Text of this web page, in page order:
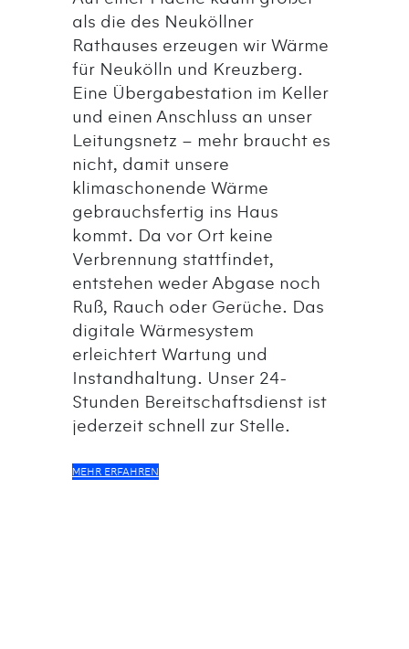
als die des Neuköllner
Rathauses erzeugen wir Wärme
für Neukölln und Kreuzberg.
Eine Übergabestation im Keller
und einen Anschluss an unser
Leitungsnetz – mehr braucht es
nicht, damit unsere
klimaschonende Wärme
gebrauchsfertig ins Haus
kommt. Da vor Ort keine
Verbrennung stattfindet,
entstehen weder Abgase noch
Ruß, Rauch oder Gerüche. Das
digitale Wärmesystem
erleichtert Wartung und
Instandhaltung. Unser 24-
Stunden Bereitschaftsdienst ist
jederzeit schnell zur Stelle.
MEHR ERFAHREN